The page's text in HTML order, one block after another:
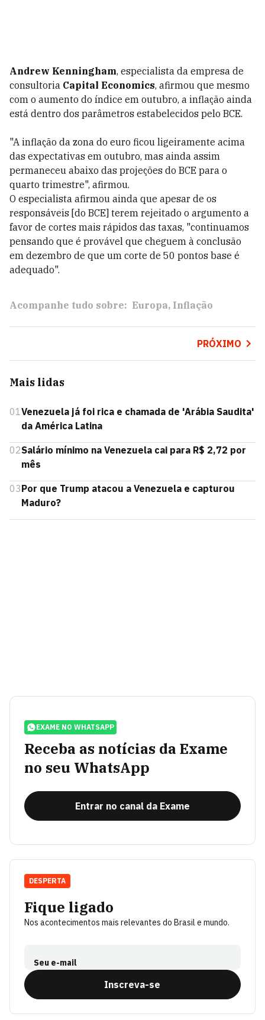
Andrew Kenningham, especialista da empresa de
consultoria Capital Economics, afirmou que mesmo
com o aumento do índice em outubro, a inflação ainda
está dentro dos parâmetros estabelecidos pelo BCE.
"A inflação da zona do euro ficou ligeiramente acima
das expectativas em outubro, mas ainda assim
permaneceu abaixo das projeções do BCE para o
quarto trimestre", afirmou.
O especialista afirmou ainda que apesar de os
responsáveis [do BCE] terem rejeitado o argumento a
favor de cortes mais rápidos das taxas, "continuamos
pensando que é provável que cheguem à conclusão
em dezembro de que um corte de 50 pontos base é
adequado".
Acompanhe tudo sobre: Europa Inflação
PRÓXIMO
Mais lidas
01Venezuela já foi rica e chamada de 'Arábia Saudita'
da América Latina
02Salário mínimo na Venezuela cai para R$ 2,72 por
mês
03Por que Trump atacou a Venezuela e capturou
Maduro?
EXAME NO WHATSAPP
Receba as notícias da Exame
no seu WhatsApp
Entrar no canal da Exame
Fique ligado
Nos acontecimentos mais relevantes do Brasil e mundo.
Seu e-mail
Inscreva-se
DESPERTA